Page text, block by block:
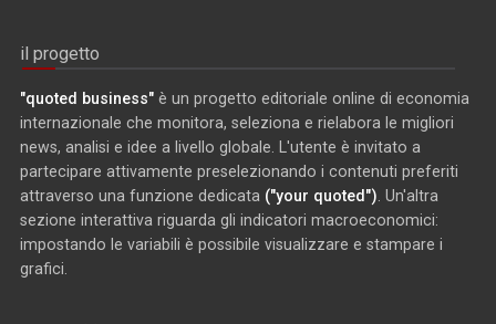
il progetto
"quoted business" è un progetto editoriale online di economia
internazionale che monitora, seleziona e rielabora le migliori
news, analisi e idee a livello globale. L'utente è invitato a
partecipare attivamente preselezionando i contenuti preferiti
attraverso una funzione dedicata ("your quoted"). Un'altra
sezione interattiva riguarda gli indicatori macroeconomici:
impostando le variabili è possibile visualizzare e stampare i
grafici.